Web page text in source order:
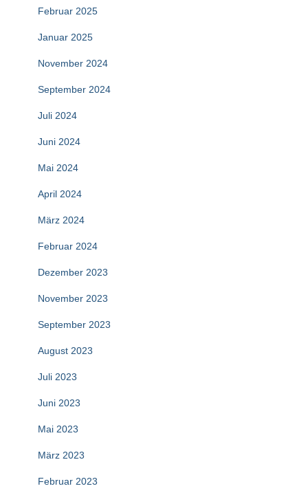
Februar 2025
Januar 2025
November 2024
September 2024
Juli 2024
Juni 2024
Mai 2024
April 2024
März 2024
Februar 2024
Dezember 2023
November 2023
September 2023
August 2023
Juli 2023
Juni 2023
Mai 2023
März 2023
Februar 2023